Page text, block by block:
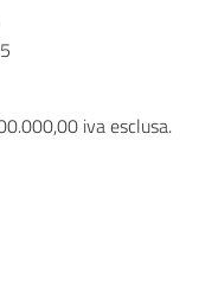
iva esclusa.